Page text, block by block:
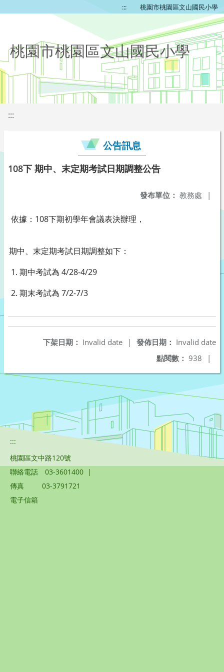
::: 桃園市桃園區文山國民小學
桃園市桃園區文山國民小學
:::
公告訊息
108下 期中、末定期考試日期調整公告
發布單位： 教務處 |
依據：108下期初學年會議表決辦理，
期中、末定期考試日期調整如下：
1. 期中考試為 4/28-4/29
2. 期末考試為 7/2-7/3
發佈日期： Invalid date
下架日期： Invalid date
|
點閱數： 938 |
:::
桃園區文中路120號
聯絡電話
03-3601400 |
傳真
03-3791721
電子信箱